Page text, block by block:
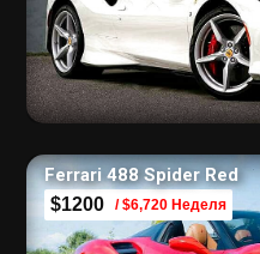
Ferrari 488 Spider Red
$1200 / $6,720 Неделя